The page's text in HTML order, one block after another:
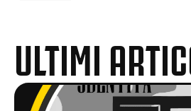
ULTIMI